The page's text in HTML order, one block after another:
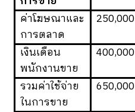
ค่าโฆษณาและ
การตลาด
250,000
เงินเดือน
พนักงานขาย
400,000
รวมค่าใช้จ่าย
ในการขาย
650,000